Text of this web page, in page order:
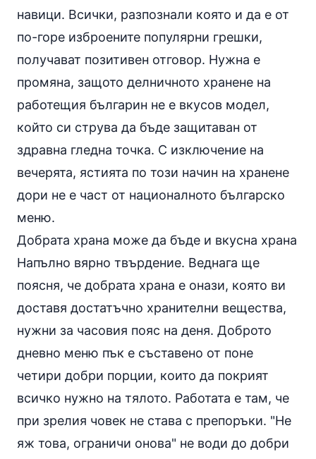
навици. Всички, разпознали която и да е от
по-горе изброените популярни грешки,
получават позитивен отговор. Нужна е
промяна, защото делничното хранене на
работещия българин не е вкусов модел,
който си струва да бъде защитаван от
здравна гледна точка. С изключение на
вечерята, ястията по този начин на хранене
дори не е част от националното българско
меню.
Добрата храна може да бъде и вкусна храна
Напълно вярно твърдение. Веднага ще
поясня, че добрата храна е онази, която ви
доставя достатъчно хранителни вещества,
нужни за часовия пояс на деня. Доброто
дневно меню пък е съставено от поне
четири добри порции, които да покрият
всичко нужно на тялото. Работата е там, че
при зрелия човек не става с препоръки. "Не
яж това, ограничи онова" не води до добри